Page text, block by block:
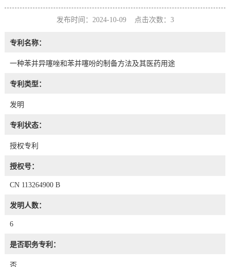
发布时间：2024-10-09 点击次数： 3
专利名称：
一种苯并异噻唑和苯并噻吩的制备方法及其医药用途
专利类型：
发明
专利状态：
授权专利
授权号：
CN 113264900 B
发明人数：
6
是否职务专利：
否